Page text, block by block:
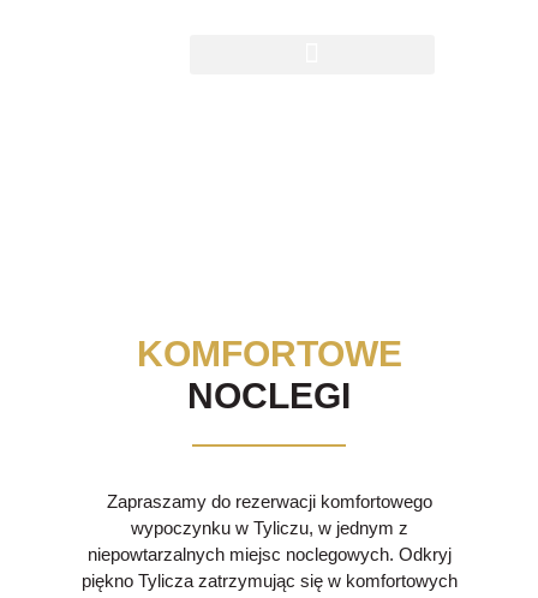
KOMFORTOWE
NOCLEGI
Zapraszamy do rezerwacji komfortowego
wypoczynku w Tyliczu, w jednym z
niepowtarzalnych miejsc noclegowych. Odkryj
piękno Tylicza zatrzymując się w komfortowych